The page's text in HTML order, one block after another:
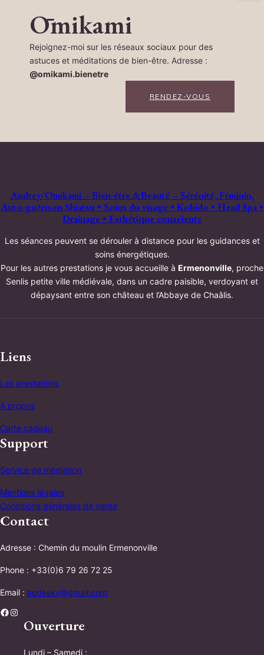
Ōmikami
Rejoignez-moi sur les réseaux sociaux pour des
astuces et méditations de bien-être. Adresse :
@omikami.bienetre
RENDEZ-VOUS
Audrey/Ōmikami – Bien-être &Beauté – Sérénité, Féminin,
Auto-guérison Shiatsu • Soins du visage • Kobido • Head Spa •
Drainage • Esthétique consciente
Les séances peuvent se dérouler à distance pour les guidances et
soins énergétiques.
Pour les autres prestations je vous accueille à Ermenonville, proche
Senlis petite ville médiévale, dans un cadre paisible, verdoyant et
dépaysant entre son château et l’Abbaye de Chaâlis.
Liens
Les prestations
À propos
Carte cadeau
Support
Service de médiation
Mentions légales
Conditions générales de vente
Contact
Adresse : Chemin du moulin Ermenonville
Phone : +33(0)6 79 26 72 25
Email : audesky@gmail.com
Facebook Instagram
Ouverture
Lundi – Samedi :